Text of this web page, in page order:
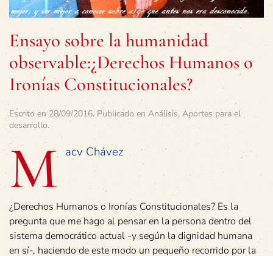
Ensayo sobre la humanidad
observable:¿Derechos Humanos o
Ironías Constitucionales?
Escrito en28/09/2016. Publicado en Análisis, Aportes para el
desarrollo.
M acv Chávez
¿Derechos Humanos o Ironías Constitucionales? Es la
pregunta que me hago al pensar en la persona dentro del
sistema democrático actual -y según la dignidad humana
en sí-, haciendo de este modo un pequeño recorrido por la